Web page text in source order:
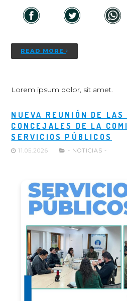
READ MORE
Lorem ipsum dolor, sit amet.
NUEVA REUNIÓN DE LAS
CONCEJALES DE LA
SERVICIOS PÚBLICOS
11.05.2026 - NOTICIAS -